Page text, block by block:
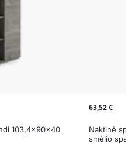
103,4x90x40
63,52€
Naktinė
smėlio